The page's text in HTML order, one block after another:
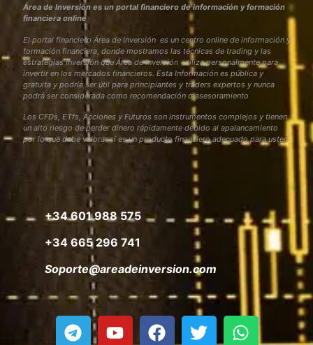
Área de Inversión es un portal financiero de información y formación
financiera online
El portal financiero Área de Inversión es un centro online de información y
formación financiera, donde mostramos las técnicas de trading y las
estrategias inversión que Área de Inversión utiliza personalmente para
invertir en los mercados financieros. Esta Información es pública y
gratuita y podría ser útil para principiantes y traders expertos y nunca
podrá ser considerada como recomendación o asesoramiento
Los CFDs, ETfs, Acciones y Futuros son instrumentos complejos y tienen
un alto riesgo de perder dinero rápidamente debido al apalancamiento
por lo que debe valorar si es un producto financiero adecuado para usted
+34 601 988 575
+34 665 296 741
Soporte@areadeinversion.com